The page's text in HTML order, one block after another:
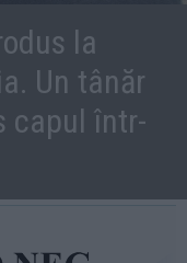
la
Un tânăr
capul într-